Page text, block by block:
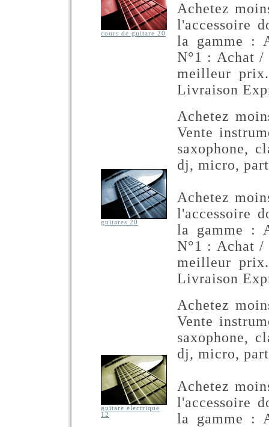
cours de guitare 20
Achetez
l'accessoire
la gamme :
N°1 : Achat /
meilleur
Livraison
guitares 20
Achetez
Vente
saxophone,
dj, micro,
Achetez
l'accessoire
la gamme :
N°1 : Achat /
meilleur
Livraison
guitare electrique
12
Achetez
Vente
saxophone,
dj, micro,
Achetez
l'accessoire
la gamme :